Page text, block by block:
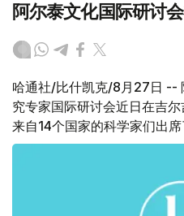
阿尔泰文化国际研讨
哈通社/比什凯克/8月27日 --
究专家国际研讨会近日在吉
来自14个国家的科学家们出席